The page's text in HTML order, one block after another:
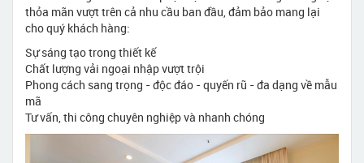
thỏa mãn vượt trên cả nhu cầu ban đầu, đảm bảo mang lại
cho quý khách hàng:
Sự sáng tạo trong thiết kế
Chất lượng vải ngoại nhập vượt trội
Phong cách sang trọng - độc đáo - quyến rũ - đa dạng về mẫu
mã
Tư vấn, thi công chuyên nghiệp và nhanh chóng